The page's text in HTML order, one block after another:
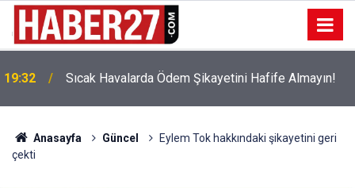
19:32 Sıcak Havalarda Ödem Şikayetini Hafife Almayın!
Anasayfa Güncel
Eylem Tok hakkındaki şikayetini geri
çekti